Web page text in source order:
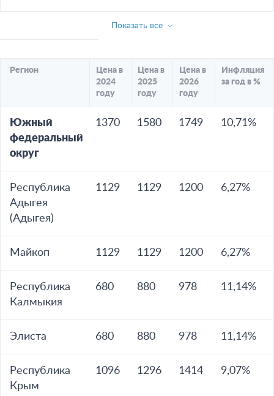
Показать все
Регион
Цена в
2024
году
Цена в
2025
году
Цена в
2026
году
Инфляция
за год в %
Южный
федеральный
округ
1370 1580 1749 10,71%
Республика
Адыгея
(Адыгея)
1129 1129 1200 6,27%
Майкоп 1129 1129 1200 6,27%
Республика
Калмыкия
680 880 978 11,14%
Элиста 680 880 978 11,14%
Республика
Крым
1096 1296 1414 9,07%